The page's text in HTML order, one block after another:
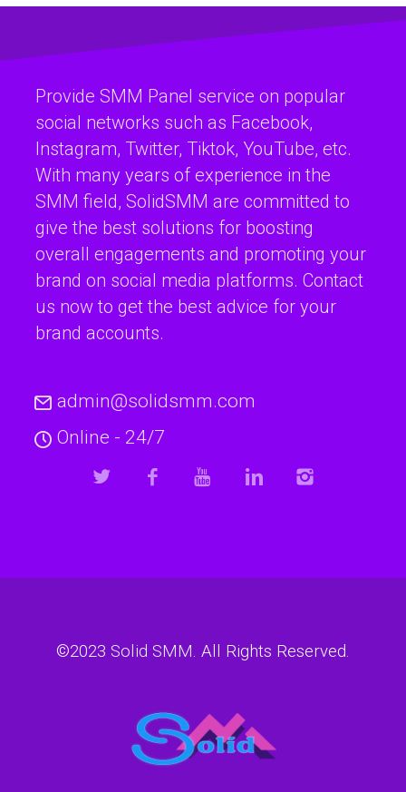
Provide SMM Panel service on popular
social networks such as Facebook,
Instagram, Twitter, Tiktok, YouTube, etc.
With many years of experience in the
SMM field, SolidSMM are committed to
give the best solutions for boosting
overall engagements and promoting your
brand on social media platforms. Contact
us now to get the best advice for your
brand accounts.
admin@solidsmm.com
Online - 24/7
©2023 Solid SMM. All Rights Reserved.